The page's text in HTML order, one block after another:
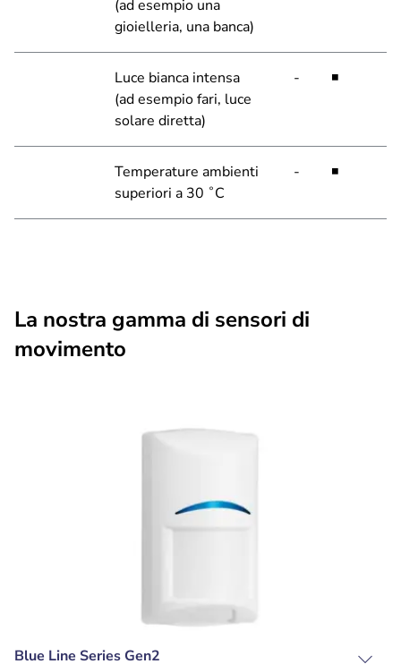
(ad esempio una
gioielleria, una banca)
Luce bianca intensa
(ad esempio fari, luce
solare diretta)
- ◾
Temperature ambienti
superiori a 30 ˚C
- ◾
La nostra gamma di sensori di
movimento
Blue Line Series Gen2